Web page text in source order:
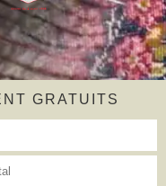
GRATUITS